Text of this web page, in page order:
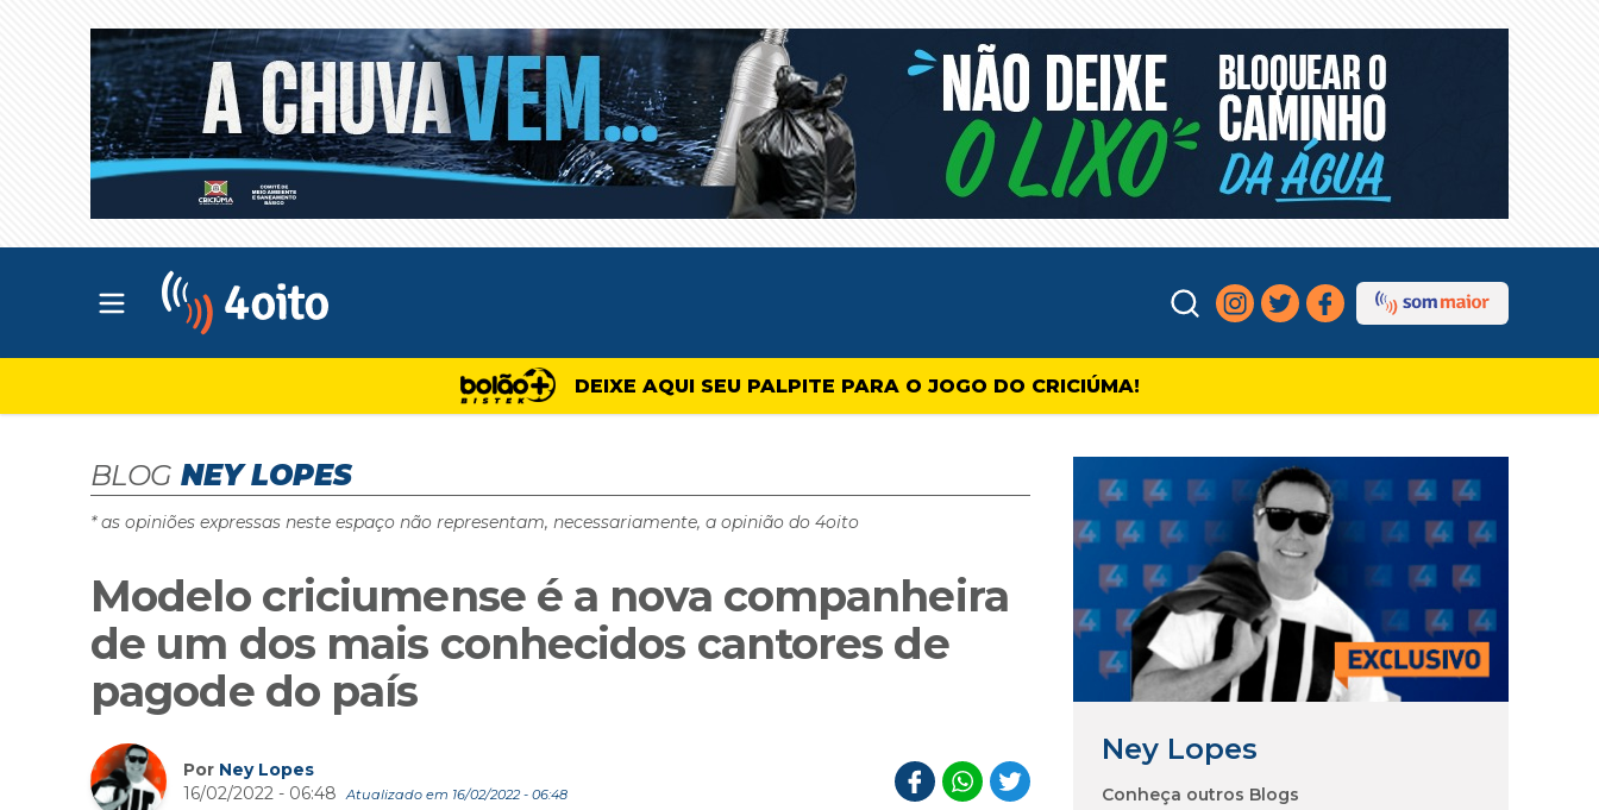
Abrir menu principal
DEIXE AQUI SEU PALPITE PARA O JOGO DO CRICIÚMA!
BLOG NEY LOPES
* as opiniões expressas neste espaço não representam, necessariamente, a opinião do 4oito
Modelo criciumense é a nova companheira
de um dos mais conhecidos cantores de
pagode do país
Por Ney Lopes
16/02/2022 - 06:48
Atualizado em 16/02/2022 - 06:48
Ney Lopes
Conheça outros Blogs